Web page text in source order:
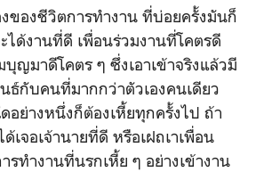
ของชีวิตการทำงาน ที่บ่อยครั้งมันก็
ด้งานที่ดี เพื่อนร่วมงานที่โคตรดี
ญมาดีโคตร ๆ ซึ่งเอาเข้าจริงแล้วมี
ธ์กับคนที่มากกว่าตัวเองคนเดียว
อย่างหนึ่งก็ต้องเหี้ยทุกครั้งไป ถ้า
เจอเจ้านายที่ดี หรือเฝถเาเพื่อน
รทำงานที่นรกเหี้ย ๆ อย่างเข้างาน